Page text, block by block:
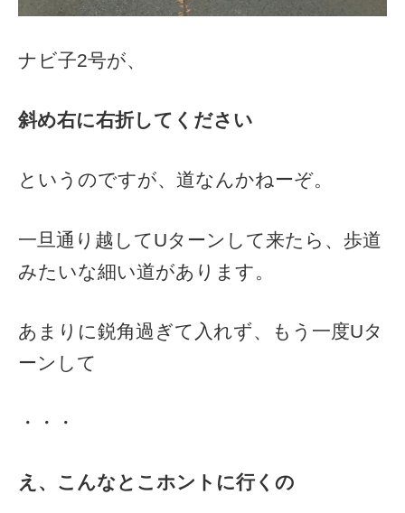
ナビ子2号が、
斜め右に右折してください
というのですが、道なんかねーぞ。
一旦通り越してUターンして来たら、歩道
みたいな細い道があります。
あまりに鋭角過ぎて入れず、もう一度Uタ
ーンして
・・・
え、こんなとこホントに行くの